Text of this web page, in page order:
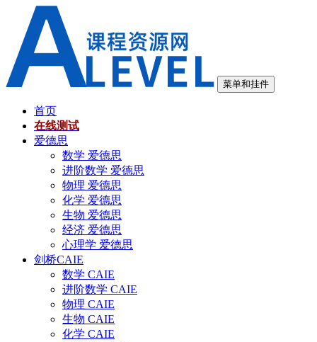
菜单和挂件
首页
在线测试
爱德思
数学 爱德思
进阶数学 爱德思
物理 爱德思
化学 爱德思
生物 爱德思
经济 爱德思
心理学 爱德思
剑桥CAIE
数学 CAIE
进阶数学 CAIE
物理 CAIE
生物 CAIE
化学 CAIE